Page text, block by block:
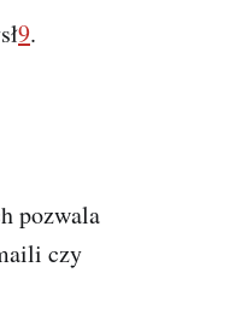
9.
pozwala
czy